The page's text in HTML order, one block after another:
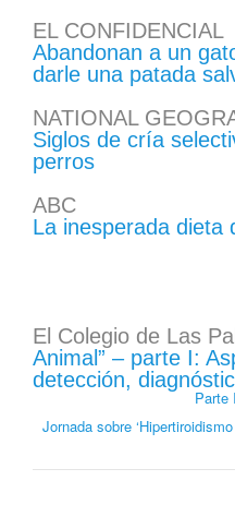
EL CONFIDENCIAL
Abandonan a un
darle una patada
NATIONAL
Siglos de cría
perros
ABC
La inesperada dieta
El Colegio de Las
Animal” – parte I:
detección,
Parte
Jornada sobre